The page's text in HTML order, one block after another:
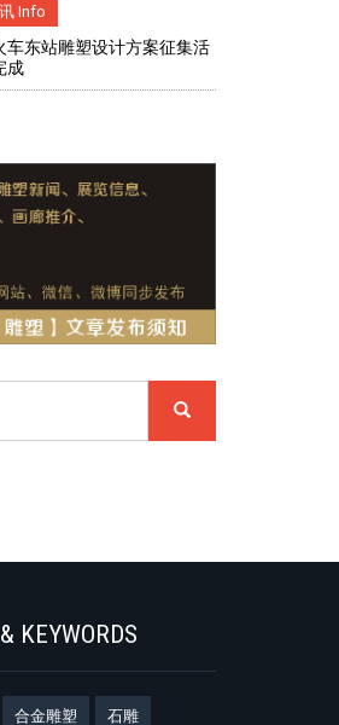
Info
车东站雕塑设计方案征集活
成
SEARCH
合金雕塑 石雕